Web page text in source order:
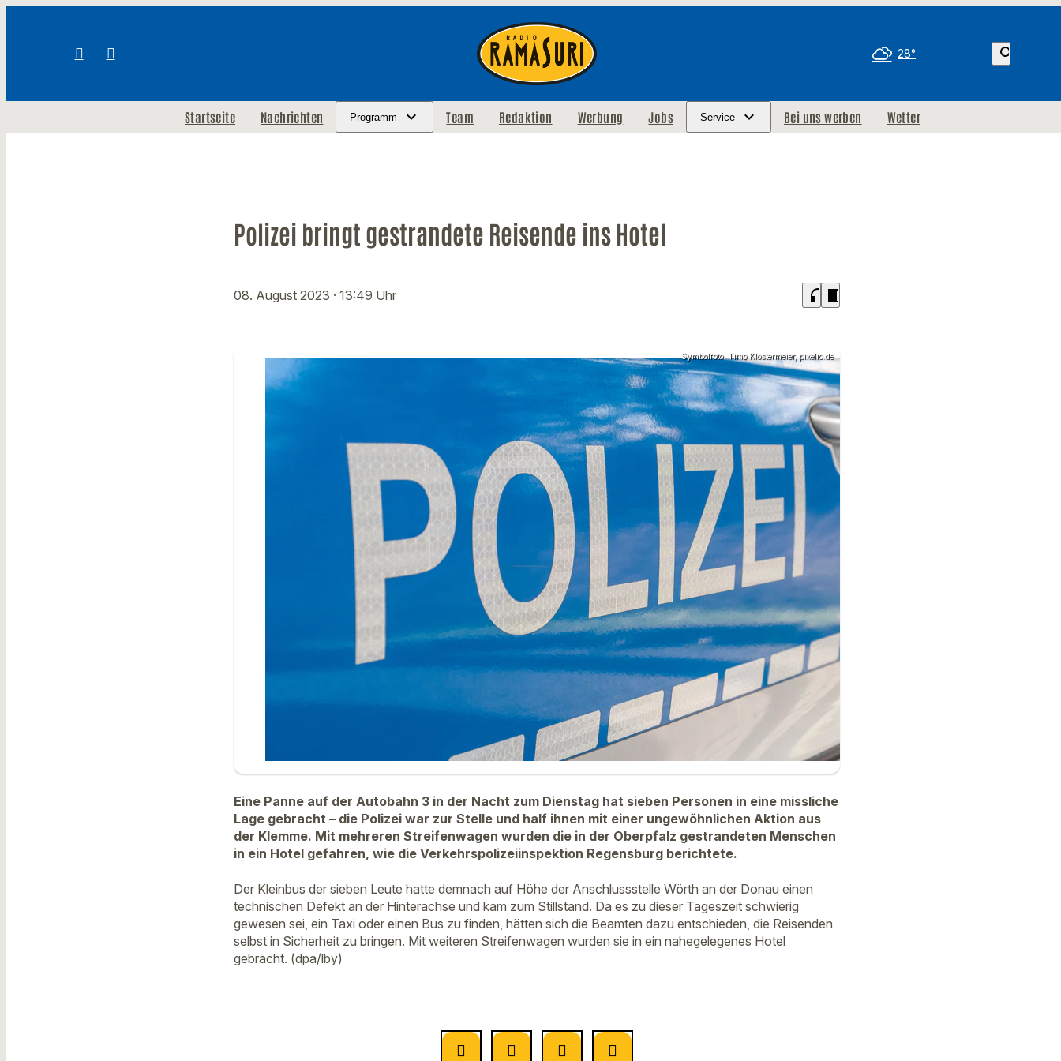
28° search
Startseite Nachrichten Programm Team Redaktion Werbung Jobs Service Bei uns werben Wetter
Polizei bringt gestrandete Reisende ins Hotel
08. August 2023 · 13:49 Uhr headphones chrome_reader_mode
Symbolfoto: Timo Klostermeier, pixelio.de
Eine Panne auf der Autobahn 3 in der Nacht zum Dienstag hat sieben Personen in eine missliche
Lage gebracht – die Polizei war zur Stelle und half ihnen mit einer ungewöhnlichen Aktion aus
der Klemme. Mit mehreren Streifenwagen wurden die in der Oberpfalz gestrandeten Menschen
in ein Hotel gefahren, wie die Verkehrspolizeiinspektion Regensburg berichtete.
Der Kleinbus der sieben Leute hatte demnach auf Höhe der Anschlussstelle Wörth an der Donau einen
technischen Defekt an der Hinterachse und kam zum Stillstand. Da es zu dieser Tageszeit schwierig
gewesen sei, ein Taxi oder einen Bus zu finden, hätten sich die Beamten dazu entschieden, die Reisenden
selbst in Sicherheit zu bringen. Mit weiteren Streifenwagen wurden sie in ein nahegelegenes Hotel
gebracht. (dpa/lby)